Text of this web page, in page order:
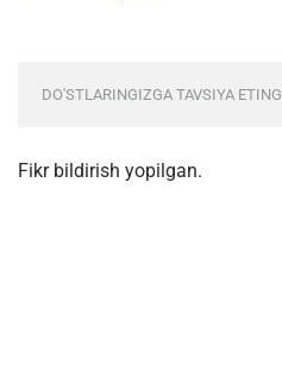
DO'STLARINGIZGA TAVSIYA ETING
Fikr bildirish yopilgan.